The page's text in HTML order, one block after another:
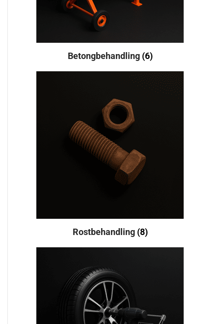
Betongbehandling (6)
Rostbehandling (8)